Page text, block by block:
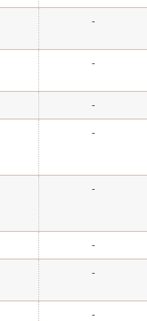
-
-
-
-
-
-
-
-